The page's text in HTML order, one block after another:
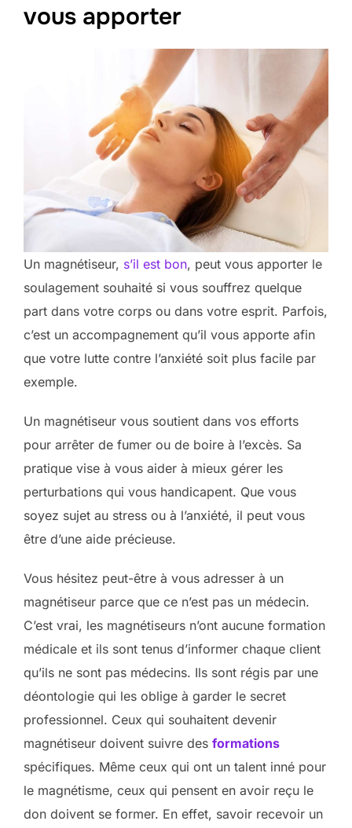
vous apporter
Un magnétiseur, s’il est bon, peut vous apporter le
soulagement souhaité si vous souffrez quelque
part dans votre corps ou dans votre esprit. Parfois,
c’est un accompagnement qu’il vous apporte afin
que votre lutte contre l’anxiété soit plus facile par
exemple.
Un magnétiseur vous soutient dans vos efforts
pour arrêter de fumer ou de boire à l’excès. Sa
pratique vise à vous aider à mieux gérer les
perturbations qui vous handicapent. Que vous
soyez sujet au stress ou à l’anxiété, il peut vous
être d’une aide précieuse.
Vous hésitez peut-être à vous adresser à un
magnétiseur parce que ce n’est pas un médecin.
C’est vrai, les magnétiseurs n’ont aucune formation
médicale et ils sont tenus d’informer chaque client
qu’ils ne sont pas médecins. Ils sont régis par une
déontologie qui les oblige à garder le secret
professionnel. Ceux qui souhaitent devenir
magnétiseur doivent suivre des formations
spécifiques. Même ceux qui ont un talent inné pour
le magnétisme, ceux qui pensent en avoir reçu le
don doivent se former. En effet, savoir recevoir un